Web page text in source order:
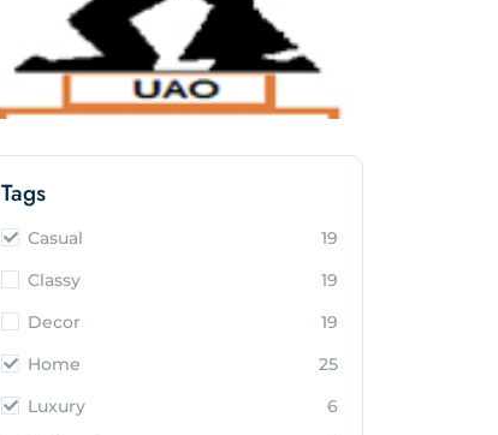
Tags
Casual
19
Classy
19
Decor
19
Home
25
Luxury
6